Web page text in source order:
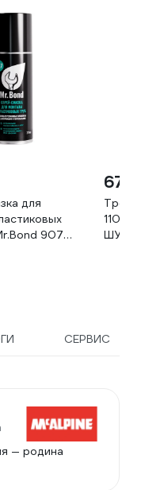
для
907
679
СЕРВИС
— родина